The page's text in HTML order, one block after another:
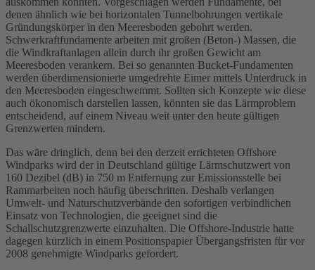
denen ähnlich wie bei horizontalen Tunnelbohrungen vertikale
Gründungskörper in den Meeresboden gebohrt werden.
Schwerkraftfundamente arbeiten mit großen (Beton-) Massen, die
die Windkraftanlagen allein durch ihr großen Gewicht am
Meeresboden verankern. Bei so genannten Bucket-Fundamenten
werden überdimensionierte umgedrehte Eimer mittels Unterdruck in
den Meeresboden eingeschwemmt. Sollten sich Konzepte wie diese
auch ökonomisch darstellen lassen, könnten sie das Lärmproblem
entscheidend, auf einem Niveau weit unter den heute gültigen
Grenzwerten mindern.
Das wäre dringlich, denn bei den derzeit errichteten Offshore
Windparks wird der in Deutschland gültige Lärmschutzwert von
160 Dezibel (dB) in 750 m Entfernung zur Emissionsstelle bei
Rammarbeiten noch häufig überschritten. Deshalb verlangen
Umwelt- und Naturschutzverbände den sofortigen verbindlichen
Einsatz von Technologien, die geeignet sind die
Schallschutzgrenzwerte einzuhalten. Die Offshore-Industrie hatte
dagegen kürzlich in einem Positionspapier Übergangsfristen für vor
2008 genehmigte Windparks gefordert.